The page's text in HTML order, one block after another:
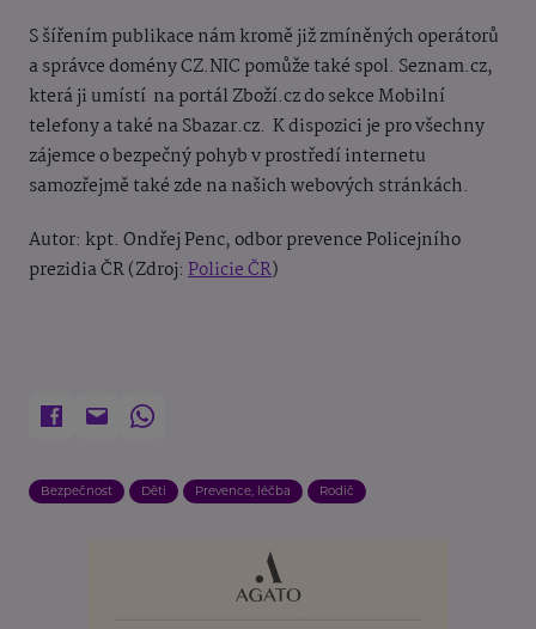
S šířením publikace nám kromě již zmíněných operátorů
a správce domény CZ.NIC pomůže také spol. Seznam.cz,
která ji umístí na portál Zboží.cz do sekce Mobilní
telefony a také na Sbazar.cz. K dispozici je pro všechny
zájemce o bezpečný pohyb v prostředí internetu
samozřejmě také zde na našich webových stránkách.
Autor: kpt. Ondřej Penc, odbor prevence Policejního
prezidia ČR (Zdroj: Policie ČR)
Bezpečnost Děti Prevence, léčba Rodič